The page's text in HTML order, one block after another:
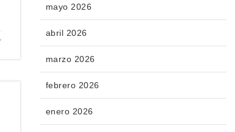
mayo 2026
abril 2026
marzo 2026
febrero 2026
enero 2026